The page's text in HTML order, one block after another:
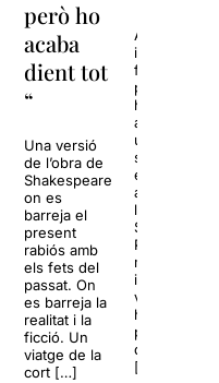
però ho
acaba
dient tot
“
Una versió
de l’obra de
Shakespeare
on es
barreja el
present
rabiós amb
els fets del
passat. On
es barreja la
realitat i la
ficció. Un
viatge de la
cort […]
Abián Díaz ha
irromput amb
força al
panorama
humorístic
amb un estil
únic que ha
sabut
exprémer
amb
l’espectacle
Show
Patético, on
música,
improvisació,
vídeos
hilarants,
participació
del públic es
[…]